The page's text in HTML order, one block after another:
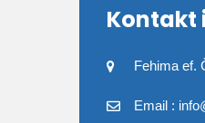
Kontakt
Fehima ef.
Email :